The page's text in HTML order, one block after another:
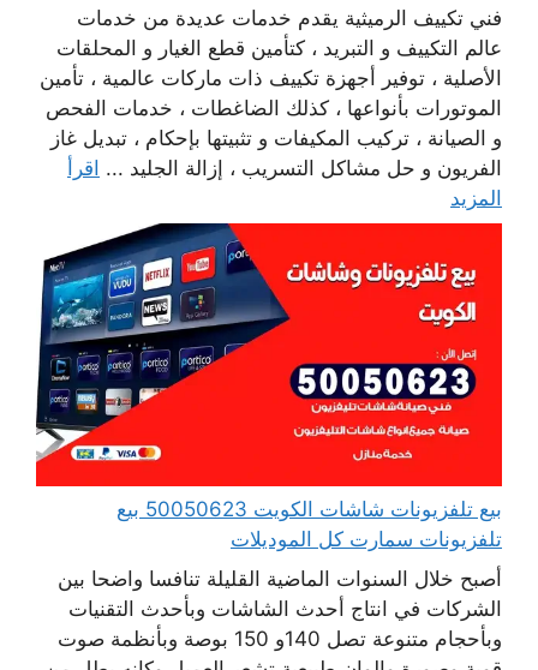
فني تكييف الرميثية يقدم خدمات عديدة من خدمات
عالم التكييف و التبريد ، كتأمين قطع الغيار و المحلقات
الأصلية ، توفير أجهزة تكييف ذات ماركات عالمية ، تأمين
الموتورات بأنواعها ، كذلك الضاغطات ، خدمات الفحص
و الصيانة ، تركيب المكيفات و تثبيتها بإحكام ، تبديل غاز
الفريون و حل مشاكل التسريب ، إزالة الجليد ... اقرأ
المزيد
بيع تلفزيونات شاشات الكويت 50050623 بيع
تلفزيونات سمارت كل الموديلات
أصبح خلال السنوات الماضية القليلة تنافسا واضحا بين
الشركات في انتاج أحدث الشاشات وبأحدث التقنيات
وبأحجام متنوعة تصل 140و 150 بوصة وبأنظمة صوت